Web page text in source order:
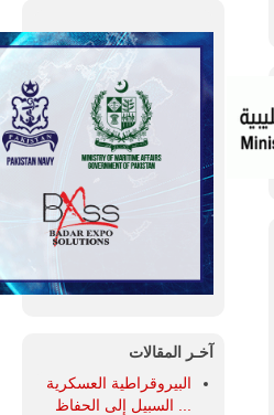
آخـر المقالات
البيروقراطية العسكرية
... السبيل إلى الحفاظ